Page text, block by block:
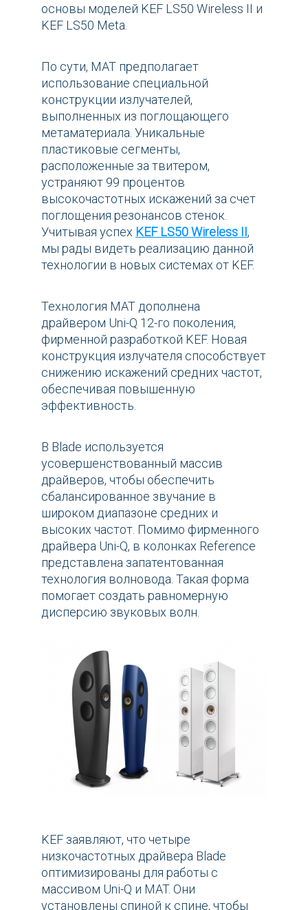
основы моделей KEF LS50 Wireless II и
KEF LS50 Meta.
По сути, MAT предполагает
использование специальной
конструкции излучателей,
выполненных из поглощающего
метаматериала. Уникальные
пластиковые сегменты,
расположенные за твитером,
устраняют 99 процентов
высокочастотных искажений за счет
поглощения резонансов стенок.
Учитывая успех KEF LS50 Wireless II,
мы рады видеть реализацию данной
технологии в новых системах от KEF.
Технология MAT дополнена
драйвером Uni-Q 12-го поколения,
фирменной разработкой KEF. Новая
конструкция излучателя способствует
снижению искажений средних частот,
обеспечивая повышенную
эффективность.
В Blade используется
усовершенствованный массив
драйверов, чтобы обеспечить
сбалансированное звучание в
широком диапазоне средних и
высоких частот. Помимо фирменного
драйвера Uni-Q, в колонках Reference
представлена запатентованная
технология волновода. Такая форма
помогает создать равномерную
дисперсию звуковых волн.
KEF заявляют, что четыре
низкочастотных драйвера Blade
оптимизированы для работы с
массивом Uni-Q и MAT. Они
установлены спиной к спине, чтобы